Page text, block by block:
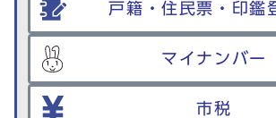
戸籍・住民票・印鑑
マイナンバー
市税